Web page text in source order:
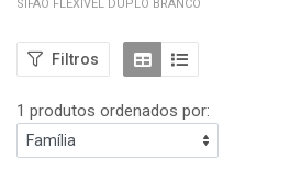
SIFAO FLEXÍVEL DUPLO BRANCO
Filtros
1 produtos ordenados por: